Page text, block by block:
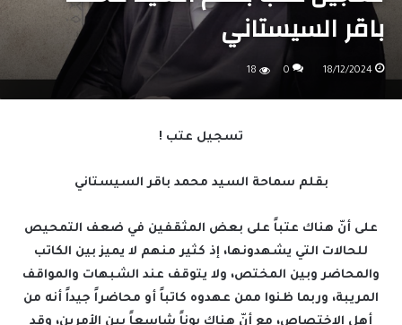
باقر السيستاني
18/12/2024
0
18
تسجيل عتب !
بقلم سماحة السيد محمد باقر السيستاني
على أنّ هناك عتباً على بعض المثقفين في ضعف التمحيص
للحالات التي يشهدونها، إذ كثير منهم لا يميز بين الكاتب
والمحاضر وبين المختص، ولا يتوقف عند الشبهات والمواقف
المريبة، وربما ظنوا ممن عهدوه كاتباً أو محاضراً جيداً أنه من
أهل الاختصاص، مع أنّ هناك بوناً شاسعاً بين الأمرين، وقد